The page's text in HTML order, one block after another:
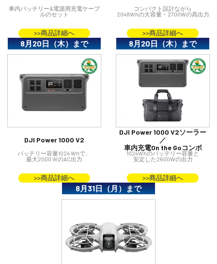
車内バッテリー&電源用充電ケーブ
ルのセット
>>商品詳細へ
コンパクト設計ながら
2048Whの大容量・2700Wの高出力
>>商品詳細へ
8月20日（木）まで
DJI Power 1000 V2
バッテリー容量1024 Whで、
最大2000 WのAC出力
>>商品詳細へ
8月20日（木）まで
DJI Power 1000 V2ソーラー
／
車内充電On the Goコンボ
1024Whのバッテリー容量と
安定した2600Wの出力
>>商品詳細へ
8月31日（月）まで